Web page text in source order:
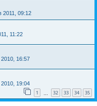
2011, 09:12
11:22
2010, 16:57
2010, 19:04
1 32 33 34 35